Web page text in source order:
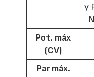
y
Pot. máx
(CV)
Par máx.